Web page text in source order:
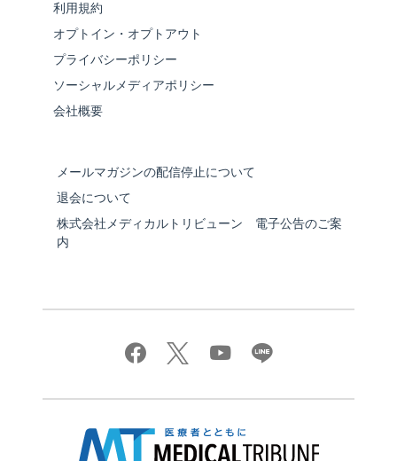
利用規約
オプトイン・オプトアウト
プライバシーポリシー
ソーシャルメディアポリシー
会社概要
メールマガジンの配信停止について
退会について
株式会社メディカルトリビューン 電子公告のご案
内